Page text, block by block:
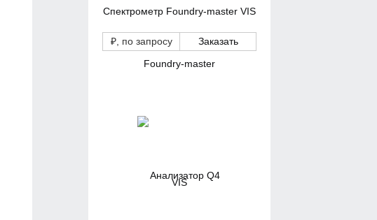
Спектрометр Foundry-master VIS
₽, по запросу Заказать